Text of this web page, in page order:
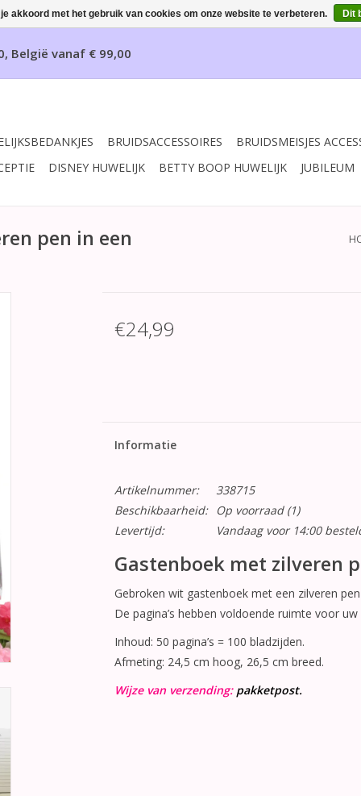
België vanaf € 99,00
BRUIDSACCESSOIRES
BRUIDSMEISJES
DISNEY HUWELIJK BETTY BOOP HUWELIJK JUBILEUM
pen in een
€24,99
Informatie
Artikelnummer:
338715
Beschikbaarheid:
Op voorraad(1)
Levertijd:
Vandaag voor 14:00
Gastenboek met zilveren
Gebroken wit gastenboek met een zilveren
De pagina’s hebben voldoende ruimte voor
Inhoud: 50 pagina’s = 100 bladzijden.
Afmeting: 24,5 cm hoog, 26,5 cm breed.
Wijze van verzending: pakketpost.
akkoord met het gebruik van cookies om onze website te verbeteren. Dit